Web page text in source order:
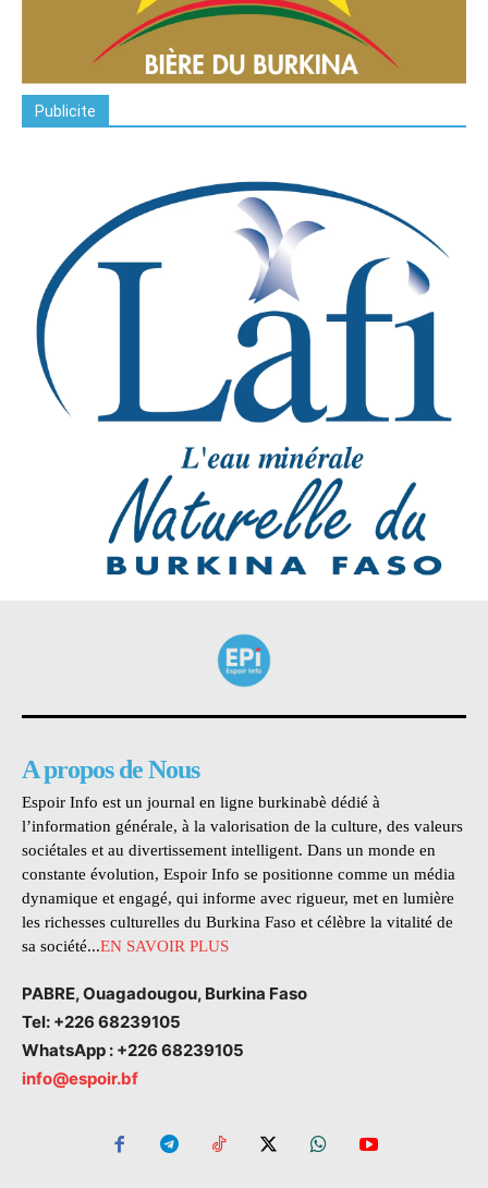
Publicite
A propos de Nous
Espoir Info est un journal en ligne burkinabè dédié à
l’information générale, à la valorisation de la culture, des valeurs
sociétales et au divertissement intelligent. Dans un monde en
constante évolution, Espoir Info se positionne comme un média
dynamique et engagé, qui informe avec rigueur, met en lumière
les richesses culturelles du Burkina Faso et célèbre la vitalité de
sa société...EN SAVOIR PLUS
PABRE, Ouagadougou, Burkina Faso
Tel: +226 68239105
WhatsApp : +226 68239105
info@espoir.bf